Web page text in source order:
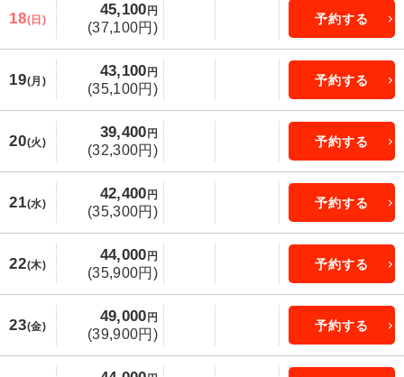
18(日)
45,100 円
(37,100円)
予約する
19(月)
43,100 円
(35,100円)
予約する
20(火)
39,400 円
(32,300円)
予約する
21(水)
42,400 円
(35,300円)
予約する
22(木)
44,000 円
(35,900円)
予約する
23(金)
49,000 円
(39,900円)
予約する